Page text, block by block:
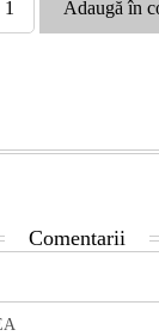
Comentarii